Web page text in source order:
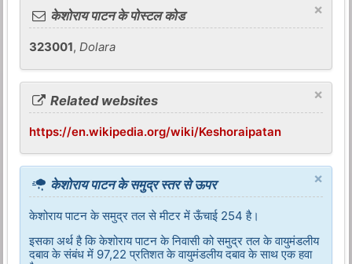
×
केशोराय पाटन के पोस्टल कोड
323001,Dolara
×
Related websites
https://en.wikipedia.org/wiki/Keshoraipatan
×
केशोराय पाटन के समुद्र स्तर से ऊपर
केशोराय पाटन के समुद्र तल से मीटर में ऊँचाई 254 है।
इसका अर्थ है कि केशोराय पाटन के निवासी को समुद्र तल के वायुमंडलीय
दबाव के संबंध में 97,22 प्रतिशत के वायुमंडलीय दबाव के साथ एक हवा